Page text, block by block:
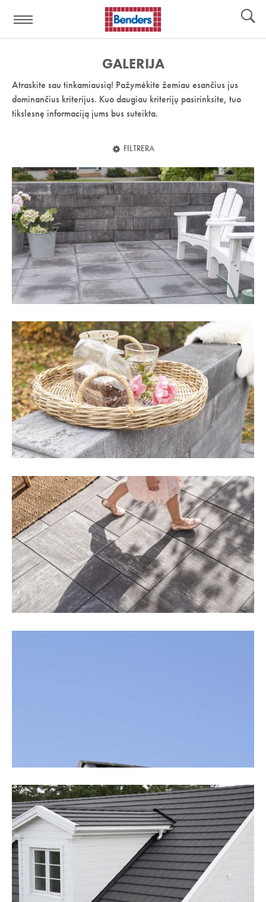
nuoroda:
GALERIJA
Atraskite sau tinkamiausią! Pažymėkite žemiau esančius jus
dominančius kriterijus. Kuo daugiau kriterijų pasirinksite, tuo
tikslesnę informaciją jums bus suteikta.
FILTRERA